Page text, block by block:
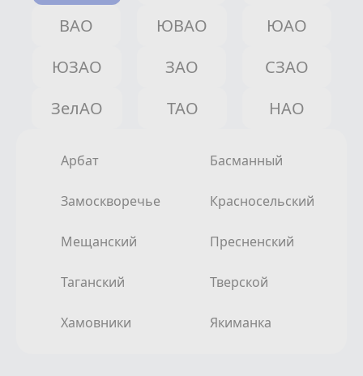
ВАО
ЮВАО
ЮАО
ЮЗАО
ЗАО
СЗАО
ЗелАО
ТАО НАО
Арбат Басманный
Замоскворечье Красносельский
Мещанский Пресненский
Таганский Тверской
Хамовники Якиманка